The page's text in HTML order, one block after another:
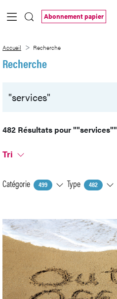
Saut au contenu principal
Abonnement papier
Accueil Recherche
Recherche
482 Résultats pour""services""
Tri
Catégorie 499 Type 482